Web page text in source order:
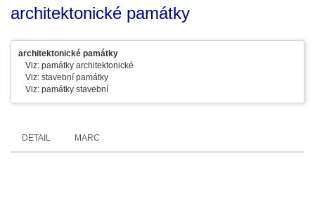
architektonické památky
architektonické památky
Viz: památky architektonické
Viz: stavební památky
Viz: památky stavební
DETAIL MARC